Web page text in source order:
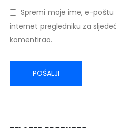
Spremi moje ime, e-
internet pregledniku za
komentirao.